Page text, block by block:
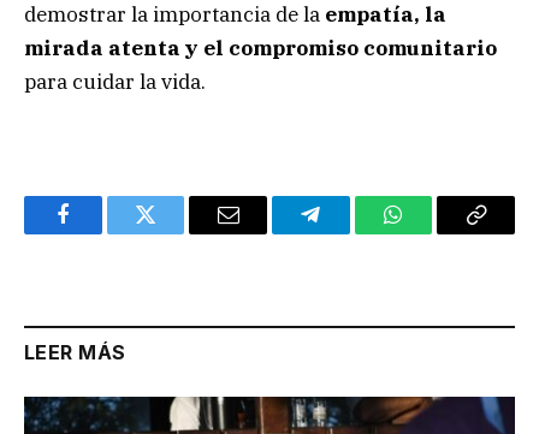
demostrar la importancia de la empatía, la
mirada atenta y el compromiso comunitario
para cuidar la vida.
FacebookTwitter Email TelegramWhatsAppCopy
LEER MÁS